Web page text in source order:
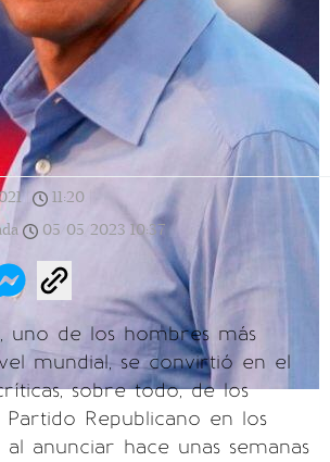
11:20
05/05/2023 10:37
, uno de los hombres más
mundial, se convirtió en el
sobre todo, de los
Republicano en los
al anunciar hace unas semanas